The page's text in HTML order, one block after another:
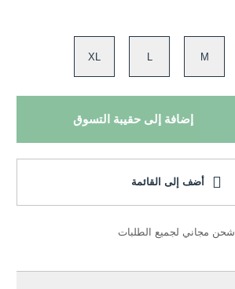
M
XL
إضافة إلى حقيبة التسوق
أضف إلى القائمة
شحن مجاني لجميع الطلبات